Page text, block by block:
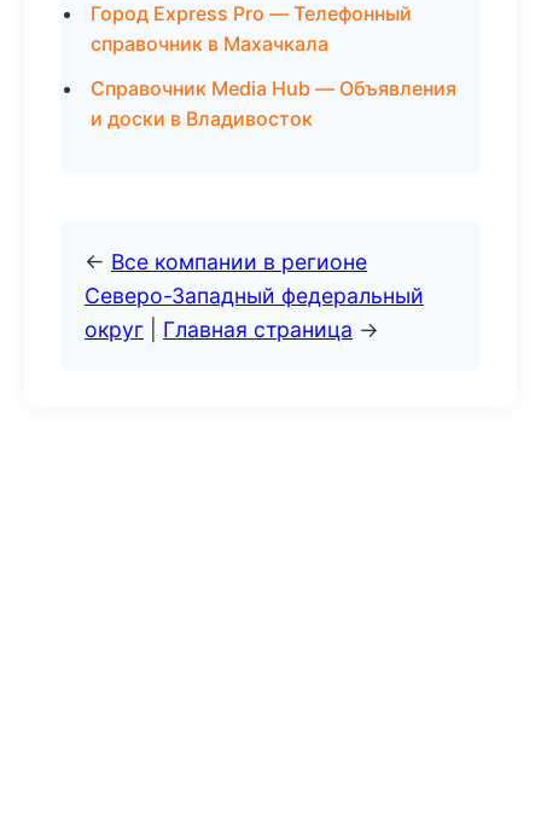
Город Express Pro — Телефонный
справочник в Махачкала
Справочник Media Hub — Объявления
и доски в Владивосток
← Все компании в регионе
Северо-Западный федеральный
округ
Главная страница →